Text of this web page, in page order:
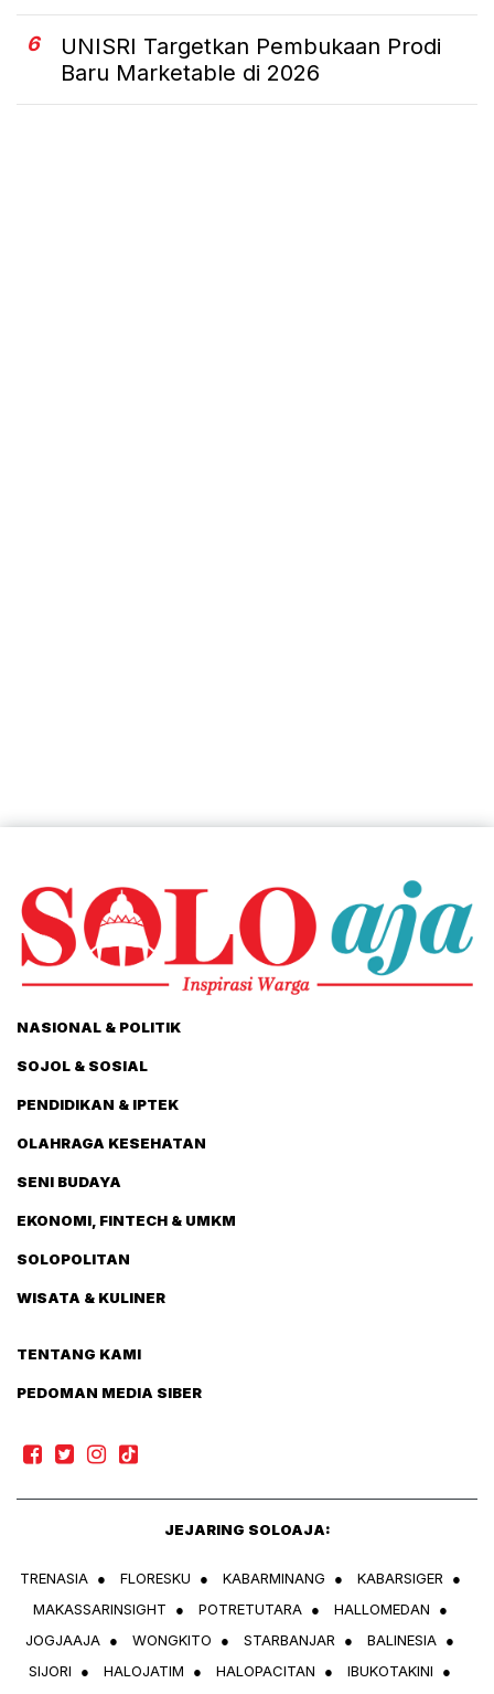
6
UNISRI Targetkan Pembukaan Prodi
Baru Marketable di 2026
NASIONAL & POLITIK
SOJOL & SOSIAL
PENDIDIKAN & IPTEK
OLAHRAGA KESEHATAN
SENI BUDAYA
EKONOMI, FINTECH & UMKM
SOLOPOLITAN
WISATA & KULINER
TENTANG KAMI
PEDOMAN MEDIA SIBER
JEJARING SOLOAJA:
TRENASIA ● FLORESKU ● KABARMINANG ● KABARSIGER ●
MAKASSARINSIGHT
● POTRETUTARA ● HALLOMEDAN
●
JOGJAAJA ● WONGKITO ● STARBANJAR ● BALINESIA ●
SIJORI
● HALOJATIM ● HALOPACITAN ● IBUKOTAKINI
●